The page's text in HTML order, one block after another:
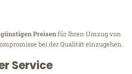
günstigen Preisenfür Ihren Umzug von
bei der Qualität einzugehen.
Service